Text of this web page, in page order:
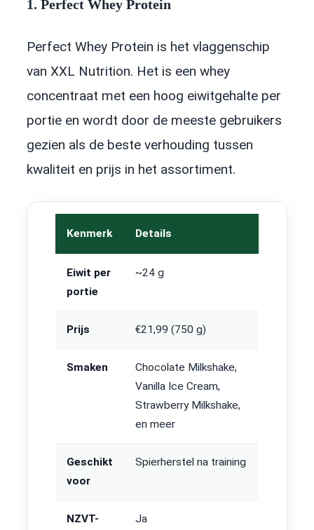
1. Perfect Whey Protein
Perfect Whey Protein is het vlaggenschip
van XXL Nutrition. Het is een whey
concentraat met een hoog eiwitgehalte per
portie en wordt door de meeste gebruikers
gezien als de beste verhouding tussen
kwaliteit en prijs in het assortiment.
Kenmerk Details
Eiwit per
portie
~24 g
Prijs €21,99 (750 g)
Smaken
Chocolate Milkshake,
Vanilla Ice Cream,
Strawberry Milkshake,
en meer
Geschikt
voor
Spierherstel na training
NZVT-
Ja